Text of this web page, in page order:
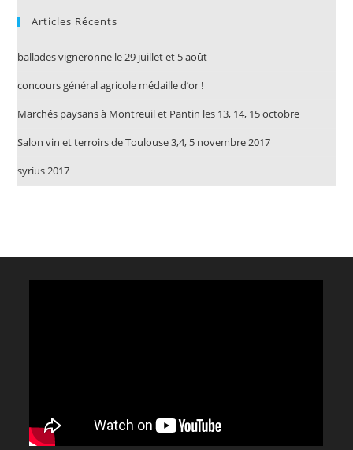
Articles Récents
ballades vigneronne le 29 juillet et 5 août
concours général agricole médaille d’or !
Marchés paysans à Montreuil et Pantin les 13, 14, 15 octobre
Salon vin et terroirs de Toulouse 3,4, 5 novembre 2017
syrius 2017